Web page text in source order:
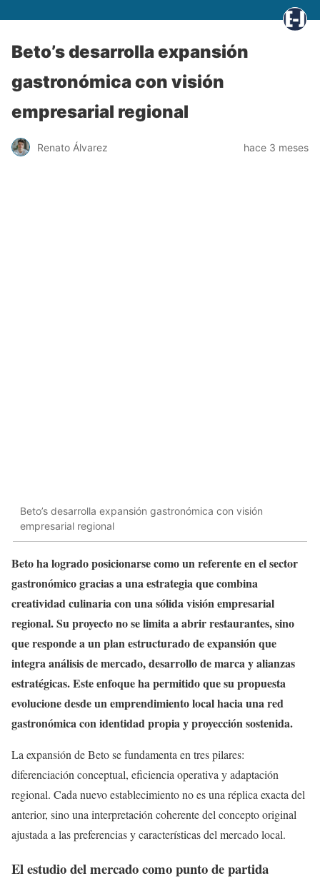
Beto’s desarrolla expansión
gastronómica con visión
empresarial regional
Renato Álvarez hace 3 meses
Beto’s desarrolla expansión gastronómica con visión
empresarial regional
Beto ha logrado posicionarse como un referente en el sector
gastronómico gracias a una estrategia que combina
creatividad culinaria con una sólida visión empresarial
regional. Su proyecto no se limita a abrir restaurantes, sino
que responde a un plan estructurado de expansión que
integra análisis de mercado, desarrollo de marca y alianzas
estratégicas. Este enfoque ha permitido que su propuesta
evolucione desde un emprendimiento local hacia una red
gastronómica con identidad propia y proyección sostenida.
La expansión de Beto se fundamenta en tres pilares:
diferenciación conceptual, eficiencia operativa y adaptación
regional. Cada nuevo establecimiento no es una réplica exacta del
anterior, sino una interpretación coherente del concepto original
ajustada a las preferencias y características del mercado local.
El estudio del mercado como punto de partida